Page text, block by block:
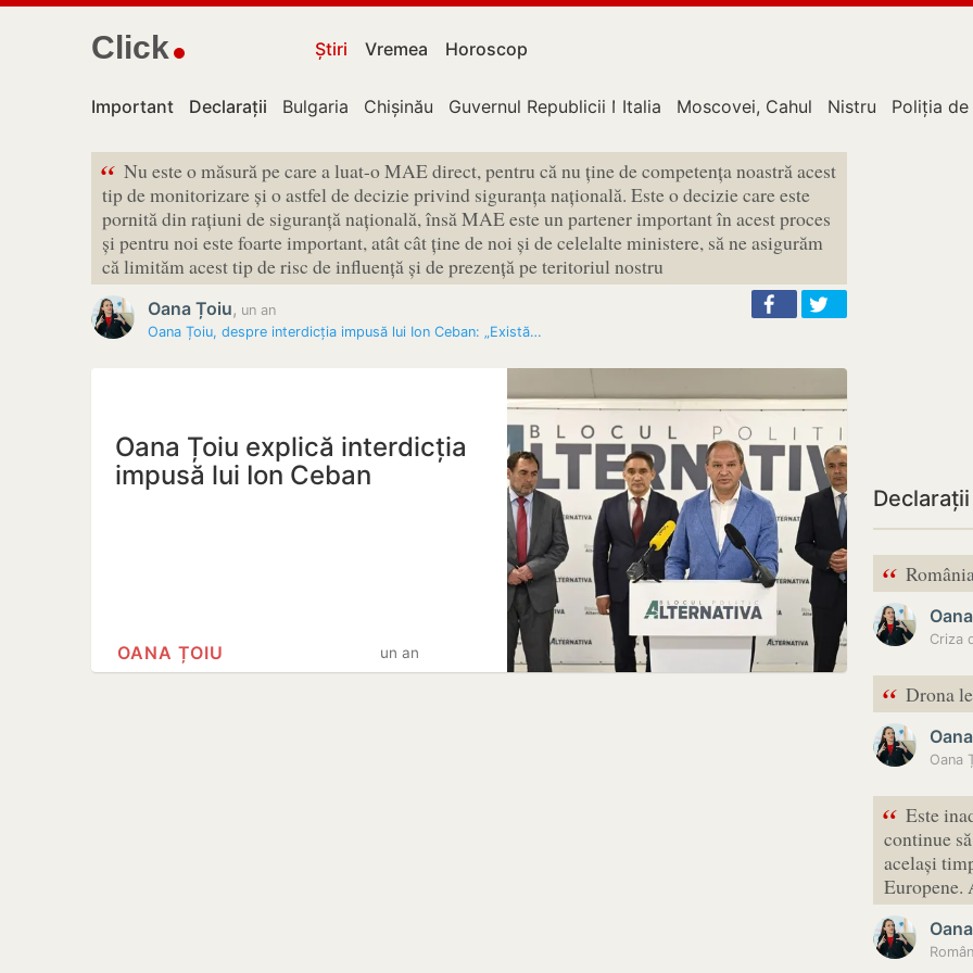
Click Știri Vremea Horoscop
Important Declarații Bulgaria Chișinău Guvernul Republicii Moldova
Italia Moscovei, Cahul Nistru Poliția
“ Nu este o măsură pe care a luat-o MAE direct, pentru că nu ține de competența noastră acest
tip de monitorizare și o astfel de decizie privind siguranța națională. Este o decizie care este
pornită din rațiuni de siguranță națională, însă MAE este un partener important în acest proces
și pentru noi este foarte important, atât cât ține de noi și de celelalte ministere, să ne asigurăm
că limităm acest tip de risc de influență și de prezență pe teritoriul nostru
Oana Țoiu, un an
Oana Țoiu, despre interdicția impusă lui Ion Ceban: „Există…
Oana Țoiu explică interdicția
impusă lui Ion Ceban
un an
OANA ȚOIU
“
Criza
“ Drona
“ Este
continue
același